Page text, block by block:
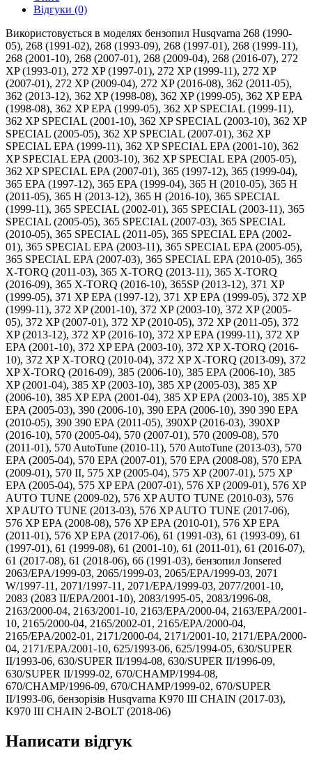
Відгуки (0)
Використовується в моделях бензопил Husqvarna 268 (1990-
05), 268 (1991-02), 268 (1993-09), 268 (1997-01), 268 (1999-11),
268 (2001-10), 268 (2007-01), 268 (2009-04), 268 (2016-07), 272
XP (1993-01), 272 XP (1997-01), 272 XP (1999-11), 272 XP
(2007-01), 272 XP (2009-04), 272 XP (2016-08), 362 (2011-05),
362 (2013-12), 362 XP (1998-08), 362 XP (1999-05), 362 XP EPA
(1998-08), 362 XP EPA (1999-05), 362 XP SPECIAL (1999-11),
362 XP SPECIAL (2001-10), 362 XP SPECIAL (2003-10), 362 XP
SPECIAL (2005-05), 362 XP SPECIAL (2007-01), 362 XP
SPECIAL EPA (1999-11), 362 XP SPECIAL EPA (2001-10), 362
XP SPECIAL EPA (2003-10), 362 XP SPECIAL EPA (2005-05),
362 XP SPECIAL EPA (2007-01), 365 (1997-12), 365 (1999-04),
365 EPA (1997-12), 365 EPA (1999-04), 365 H (2010-05), 365 H
(2011-05), 365 H (2013-12), 365 H (2016-10), 365 SPECIAL
(1999-11), 365 SPECIAL (2002-01), 365 SPECIAL (2003-11), 365
SPECIAL (2005-05), 365 SPECIAL (2007-03), 365 SPECIAL
(2010-05), 365 SPECIAL (2011-05), 365 SPECIAL EPA (2002-
01), 365 SPECIAL EPA (2003-11), 365 SPECIAL EPA (2005-05),
365 SPECIAL EPA (2007-03), 365 SPECIAL EPA (2010-05), 365
X-TORQ (2011-03), 365 X-TORQ (2013-11), 365 X-TORQ
(2016-09), 365 X-TORQ (2016-10), 365SP (2013-12), 371 XP
(1999-05), 371 XP EPA (1997-12), 371 XP EPA (1999-05), 372 XP
(1999-11), 372 XP (2001-10), 372 XP (2003-10), 372 XP (2005-
05), 372 XP (2007-01), 372 XP (2010-05), 372 XP (2011-05), 372
XP (2013-12), 372 XP (2016-10), 372 XP EPA (1999-11), 372 XP
EPA (2001-10), 372 XP EPA (2003-10), 372 XP X-TORQ (2016-
10), 372 XP X-TORQ (2010-04), 372 XP X-TORQ (2013-09), 372
XP X-TORQ (2016-09), 385 (2006-10), 385 EPA (2006-10), 385
XP (2001-04), 385 XP (2003-10), 385 XP (2005-03), 385 XP
(2006-10), 385 XP EPA (2001-04), 385 XP EPA (2003-10), 385 XP
EPA (2005-03), 390 (2006-10), 390 EPA (2006-10), 390 390 EPA
(2010-05), 390 390 EPA (2011-05), 390XP (2016-03), 390XP
(2016-10), 570 (2005-04), 570 (2007-01), 570 (2009-08), 570
(2011-01), 570 AutoTune (2010-11), 570 AutoTune (2013-03), 570
EPA (2005-04), 570 EPA (2007-01), 570 EPA (2008-08), 570 EPA
(2009-01), 570 II, 575 XP (2005-04), 575 XP (2007-01), 575 XP
EPA (2005-04), 575 XP EPA (2007-01), 576 XP (2009-01), 576 XP
AUTO TUNE (2009-02), 576 XP AUTO TUNE (2010-03), 576
XP AUTO TUNE (2013-03), 576 XP AUTO TUNE (2017-06),
576 XP EPA (2008-08), 576 XP EPA (2010-01), 576 XP EPA
(2011-01), 576 XP EPA (2017-06), 61 (1991-03), 61 (1993-09), 61
(1997-01), 61 (1999-08), 61 (2001-10), 61 (2011-01), 61 (2016-07),
61 (2017-08), 61 (2018-06), 66 (1991-03), бензопил Jonsered
2063/EPA/1999-03, 2065/1999-03, 2065/EPA/1999-03, 2071
W/1997-11, 2071/1997-11, 2071/EPA/1999-03, 2077/2001-10,
2083 (2083 II/EPA/2001-10), 2083/1995-05, 2083/1996-08,
2163/2000-04, 2163/2001-10, 2163/EPA/2000-04, 2163/EPA/2001-
10, 2165/2000-04, 2165/2002-01, 2165/EPA/2000-04,
2165/EPA/2002-01, 2171/2000-04, 2171/2001-10, 2171/EPA/2000-
04, 2171/EPA/2001-10, 625/1993-06, 625/1994-05, 630/SUPER
II/1993-06, 630/SUPER II/1994-08, 630/SUPER II/1996-09,
630/SUPER II/1999-02, 670/CHAMP/1994-08,
670/CHAMP/1996-09, 670/CHAMP/1999-02, 670/SUPER
II/1993-06, бензорізів Husqvarna K970 III CHAIN (2017-03),
K970 III CHAIN 2-BOLT (2018-06)
Написати відгук